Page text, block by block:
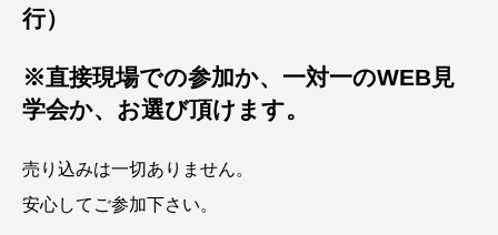
行）
※直接現場での参加か、一対一のWEB見
学会か、お選び頂けます。
売り込みは一切ありません。
安心してご参加下さい。